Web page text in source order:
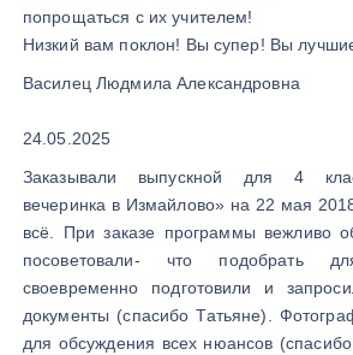
попрощаться с их учителем!
Низкий вам поклон! Вы супер! Вы
Василец Людмила Александровна
24.05.2025
Заказывали выпускной для 4
вечеринка в Измайлово» на 22 мая
всё. При заказе программы вежливо
посоветовали- что подобрать
своевременно подготовили и
документы (спасибо Татьяне).
для обсуждения всех нюансов